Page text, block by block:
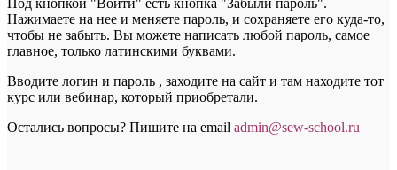
Под кнопкой "Войти" есть кнопка "Забыли пароль".
Нажимаете на нее и меняете пароль, и сохраняете его куда-то,
чтобы не забыть. Вы можете написать любой пароль, самое
главное, только латинскими буквами.
Вводите логин и пароль , заходите на сайт и там находите тот
курс или вебинар, который приобретали.
Остались вопросы? Пишите на email admin@sew-school.ru